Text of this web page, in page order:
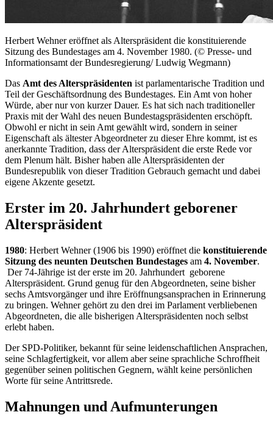
Herbert Wehner eröffnet als Alterspräsident die konstituierende
Sitzung des Bundestages am 4. November 1980. (© Presse- und
Informationsamt der Bundesregierung/ Ludwig Wegmann)
Das Amt des Alterspräsidenten ist parlamentarische Tradition und
Teil der Geschäftsordnung des Bundestages. Ein Amt von hoher
Würde, aber nur von kurzer Dauer. Es hat sich nach traditioneller
Praxis mit der Wahl des neuen Bundestagspräsidenten erschöpft.
Obwohl er nicht in sein Amt gewählt wird, sondern in seiner
Eigenschaft als ältester Abgeordneter zu dieser Ehre kommt, ist es
anerkannte Tradition, dass der Alterspräsident die erste Rede vor
dem Plenum hält. Bisher haben alle Alterspräsidenten der
Bundesrepublik von dieser Tradition Gebrauch gemacht und dabei
eigene Akzente gesetzt.
Erster im 20. Jahrhundert geborener
Alterspräsident
1980: Herbert Wehner (1906 bis 1990) eröffnet die konstituierende
Sitzung des neunten Deutschen Bundestages am 4. November.
Der 74-Jährige ist der erste im 20. Jahrhundert geborene
Alterspräsident. Grund genug für den Abgeordneten, seine bisher
sechs Amtsvorgänger und ihre Eröffnungsansprachen in Erinnerung
zu bringen. Wehner gehört zu den drei im Parlament verbliebenen
Abgeordneten, die alle bisherigen Alterspräsidenten noch selbst
erlebt haben.
Der SPD-Politiker, bekannt für seine leidenschaftlichen Ansprachen,
seine Schlagfertigkeit, vor allem aber seine sprachliche Schroffheit
gegenüber seinen politischen Gegnern, wählt keine persönlichen
Worte für seine Antrittsrede.
Mahnungen und Aufmunterungen